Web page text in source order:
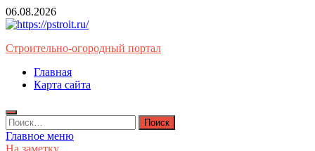
Перейти
к
06.08.2026
Строительно-огородный портал
Главная
Карта сайта
Найти:
Главное меню
На заметку